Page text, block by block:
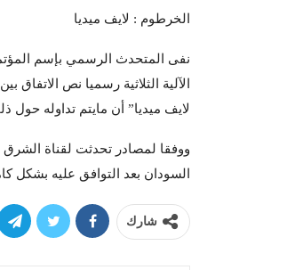
الخرطوم : لايف ميديا
نفى المتحدث الرسمي بإسم
الآلية الثلاثية رسميا نص
لايف ميديا” أن مايتم تداوله حول
ووفقا لمصادر تحدثت لقناة الشرق
السودان بعد التوافق عليه بشكل
شارك